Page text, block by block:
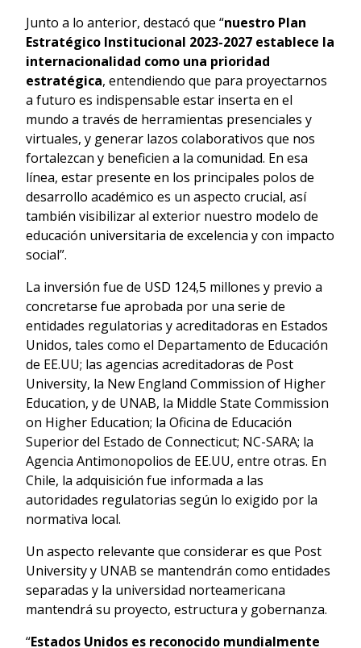
Junto a lo anterior, destacó que “nuestro Plan
Estratégico Institucional 2023-2027 establece la
internacionalidad como una prioridad
estratégica, entendiendo que para proyectarnos
a futuro es indispensable estar inserta en el
mundo a través de herramientas presenciales y
virtuales, y generar lazos colaborativos que nos
fortalezcan y beneficien a la comunidad. En esa
línea, estar presente en los principales polos de
desarrollo académico es un aspecto crucial, así
también visibilizar al exterior nuestro modelo de
educación universitaria de excelencia y con impacto
social”.
La inversión fue de USD 124,5 millones y previo a
concretarse fue aprobada por una serie de
entidades regulatorias y acreditadoras en Estados
Unidos, tales como el Departamento de Educación
de EE.UU; las agencias acreditadoras de Post
University, la New England Commission of Higher
Education, y de UNAB, la Middle State Commission
on Higher Education; la Oficina de Educación
Superior del Estado de Connecticut; NC-SARA; la
Agencia Antimonopolios de EE.UU, entre otras. En
Chile, la adquisición fue informada a las
autoridades regulatorias según lo exigido por la
normativa local.
Un aspecto relevante que considerar es que Post
University y UNAB se mantendrán como entidades
separadas y la universidad norteamericana
mantendrá su proyecto, estructura y gobernanza.
“Estados Unidos es reconocido mundialmente